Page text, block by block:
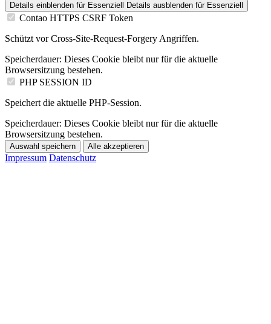
Details einblenden für Essenziell Details ausblenden für Essenziell
Contao HTTPS CSRF Token
Schützt vor Cross-Site-Request-Forgery Angriffen.
Speicherdauer: Dieses Cookie bleibt nur für die aktuelle
Browsersitzung bestehen.
PHP SESSION ID
Speichert die aktuelle PHP-Session.
Speicherdauer: Dieses Cookie bleibt nur für die aktuelle
Browsersitzung bestehen.
Auswahl speichern Alle akzeptieren
Impressum Datenschutz